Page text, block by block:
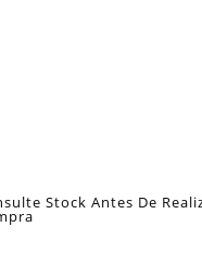
Stock Antes De